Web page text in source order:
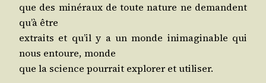
que des miné­raux de toute nature ne demandent
qu’à être
extraits et qu’il y a un monde inima­gi­nable qui
nous entoure, monde
que la science pour­rait explo­rer et utiliser.